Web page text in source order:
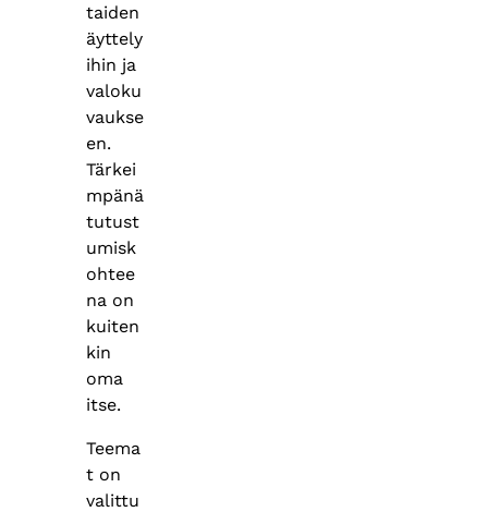
taiden
äyttely
ihin ja
valoku
vaukse
en.
Tärkei
mpänä
tutust
umisk
ohtee
na on
kuiten
kin
oma
itse.
Teema
t on
valittu